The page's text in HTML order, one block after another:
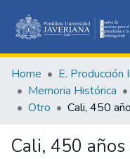
Home
Memoria Histórica
Otro
Cali, 450
Cali, 450